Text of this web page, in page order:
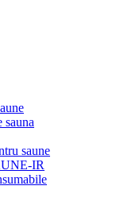
sauna
saune
IR